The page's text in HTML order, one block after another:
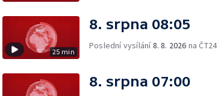
25 min
8. srpna 08:05
Poslední vysílání8. 8. 2026 na ČT24
8. srpna 07:00